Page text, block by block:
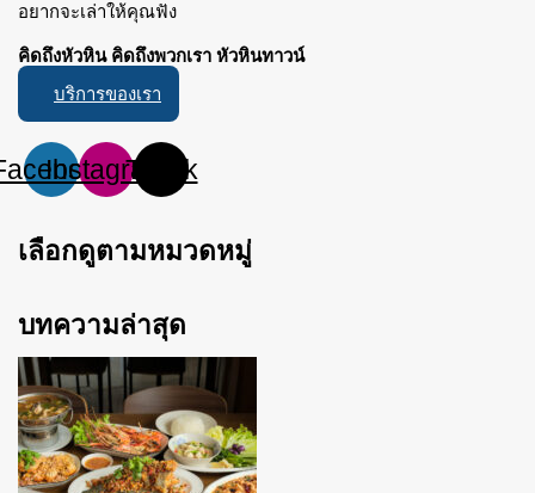
อยากจะเล่าให้คุณฟัง
คิดถึงหัวหิน คิดถึงพวกเรา หัวหินทาวน์
บริการของเรา
InstagramTiktok
เลือกดูตามหมวดหมู่
บทความล่าสุด